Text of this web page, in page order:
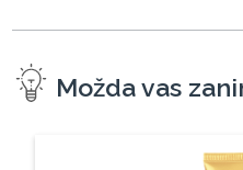
Možda vas